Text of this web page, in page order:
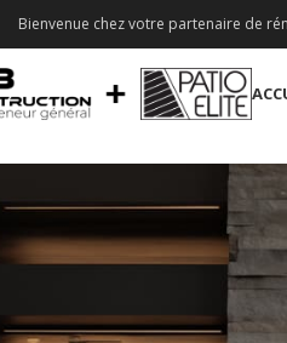
Bienvenue chez votre partenaire de